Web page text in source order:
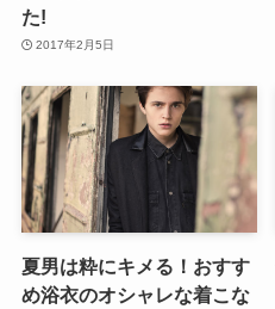
た!
2017年2月5日
夏男は粋にキメる！おすす
め浴衣のオシャレな着こな